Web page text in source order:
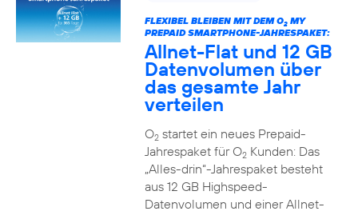
FLEXIBEL BLEIBEN MIT DEM O2MY
PREPAID SMARTPHONE-JAHRESPAKET:
Allnet-Flat und 12 GB
Datenvolumen über
das gesamte Jahr
verteilen
O2startet ein neues Prepaid-
Jahrespaket für O2Kunden: Das
„Alles-drin“-Jahrespaket besteht
aus 12 GB Highspeed-
Datenvolumen und einer Allnet-